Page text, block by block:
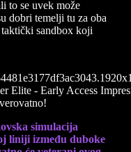
to se uvek može
dobri temelji tu za oba
sandbox koji
simulacija
liniji između duboke